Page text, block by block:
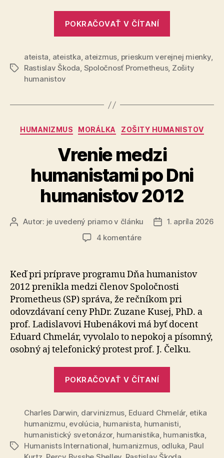
POKRAČOVAŤ V ČÍTANÍ
Značky
ateista, ateistka, ateizmus, prieskum verejnej mienky,
Rastislav Škoda, Spoločnosť Prometheus, Zošity
humanistov
Kategórie
HUMANIZMUS MORÁLKA ZOŠITY HUMANISTOV
Vrenie medzi
humanistami po Dni
humanistov 2012
AutorAutor: je uvedený priamo v článku
Dátum
1. apríla 2026
4 komentárena
humanistami
po
Dni
humanistov
2012
Keď pri príprave programu Dňa humanistov
2012 pre­nik­la medzi členov Spoločnosti
Prometheus (SP) správa, že rečníkom pri
odovzdávaní ceny PhDr. Zuzane Kusej, PhD. a
prof. Ladislavovi Hubenákovi má byť docent
Eduard Chmelár, vyvolalo to nepokoj a písomný,
osobný aj te­le­fo­nic­ký protest prof. J. Čelku.
POKRAČOVAŤ V ČÍTANÍ
po
Dni
humanistov
2012“
Značky
Charles Darwin, darvinizmus, Eduard Chmelár, etika
humanizmu, evolúcia, humanista, humanisti,
humanistický svetonázor, humanistika, humanistka,
Humanists International, humanizmus, odluka, Paul